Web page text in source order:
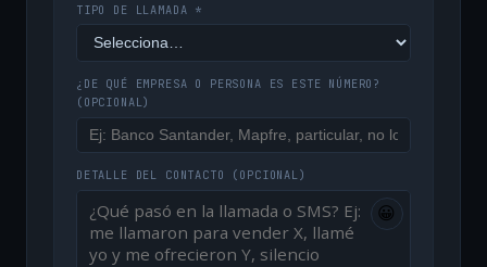
TIPO DE LLAMADA *
¿DE QUÉ EMPRESA O PERSONA ES ESTE NÚMERO?
(OPCIONAL)
DETALLE DEL CONTACTO (OPCIONAL)
😀